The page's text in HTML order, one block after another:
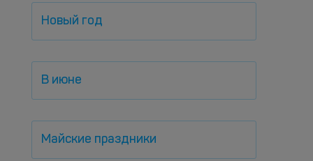
Новый год
В июне
Майские праздники